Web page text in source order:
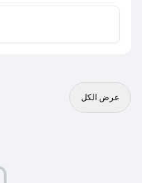
عرض الكل